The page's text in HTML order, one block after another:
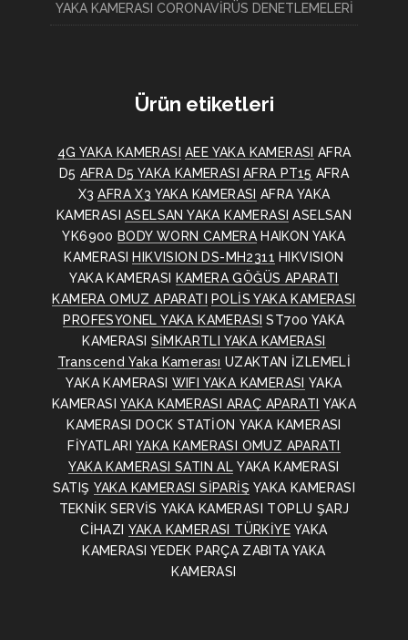
YAKA KAMERASI CORONAVİRÜS DENETLEMELERİ
Ürün etiketleri
4G YAKA KAMERASI AEE YAKA KAMERASI AFRA
D5 AFRA D5 YAKA KAMERASI AFRA PT15 AFRA
X3 AFRA X3 YAKA KAMERASI AFRA YAKA
KAMERASI ASELSAN YAKA KAMERASI ASELSAN
YK6900 BODY WORN CAMERA HAIKON YAKA
KAMERASI
HIKVISION DS-MH2311 HIKVISION
YAKA KAMERASI
KAMERA GÖĞÜS APARATI
KAMERA OMUZ APARATI
POLİS YAKA KAMERASI
PROFESYONEL YAKA KAMERASI ST700 YAKA
KAMERASI SİMKARTLI YAKA KAMERASI
Transcend Yaka Kamerası UZAKTAN İZLEMELİ
YAKA KAMERASI WIFI YAKA KAMERASI YAKA
KAMERASI YAKA KAMERASI ARAÇ APARATI YAKA
KAMERASI DOCK STATİON YAKA KAMERASI
FİYATLARI YAKA KAMERASI OMUZ APARATI
YAKA KAMERASI SATIN AL YAKA KAMERASI
SATIŞ YAKA KAMERASI SİPARİŞ YAKA KAMERASI
TEKNİK SERVİS YAKA KAMERASI TOPLU ŞARJ
CİHAZI YAKA KAMERASI TÜRKİYE YAKA
KAMERASI YEDEK PARÇA ZABITA YAKA
KAMERASI